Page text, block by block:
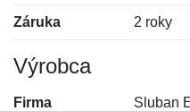
Záruka 2 roky
Výrobca
Firma Sluban